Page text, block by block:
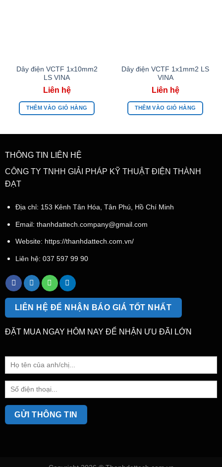
Dây điện VCTF 1x10mm2
LS VINA
THÊM VÀO GIỎ HÀNG
Dây điện VCTF 1x1mm2 LS
VINA
THÊM VÀO GIỎ HÀNG
THÔNG TIN LIÊN HỆ
CÔNG TY TNHH GIẢI PHÁP KỸ THUẬT ĐIỆN THÀNH
ĐẠT
Địa chỉ: 153 Kênh Tân Hóa, Tân Phú, Hồ Chí Minh
Email: thanhdattech.company@gmail.com
Website: https://thanhdattech.com.vn/
Liên hệ: 037 597 99 90
LIÊN HỆ ĐỂ NHẬN BÁO GIÁ TỐT NHẤT
ĐẶT MUA NGAY HÔM NAY ĐỂ NHẬN ƯU ĐÃI LỚN